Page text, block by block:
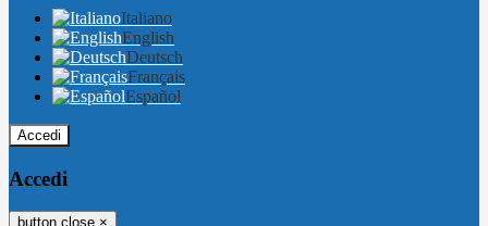
Italiano
English
Deutsch
Français
Español
Accedi
Accedi
button close ×